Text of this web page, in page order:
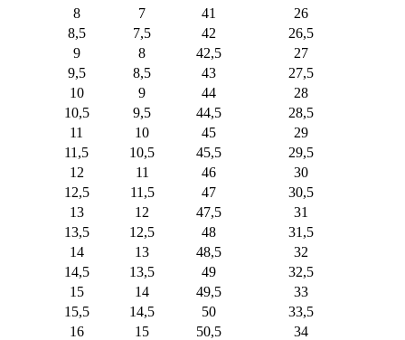
8
7 41
26
8,5
7,5 42
26,5
9
8 42,5
27
9,5
8,5 43
27,5
10
9 44
28
10,5
9,5 44,5
28,5
11
10 45
29
11,5
10,5 45,5
29,5
12
11 46
30
12,5
11,5 47
30,5
13
12 47,5
31
13,5
12,5 48
31,5
14
13 48,5
32
14,5
13,5 49
32,5
15
14 49,5
33
15,5
14,5 50
33,5
16
15 50,5
34